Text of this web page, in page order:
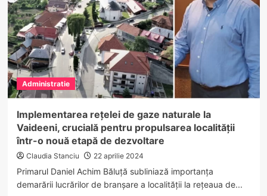
și
drumurile
din
5
sate
modernizate
la
Budești
Administratie
Implementarea rețelei de gaze naturale la
Vaideeni, crucială pentru propulsarea localității
într-o nouă etapă de dezvoltare
Claudia Stanciu 22 aprilie 2024
Primarul Daniel Achim Băluță subliniază importanța
demarării lucrărilor de branșare a localității la rețeaua de...